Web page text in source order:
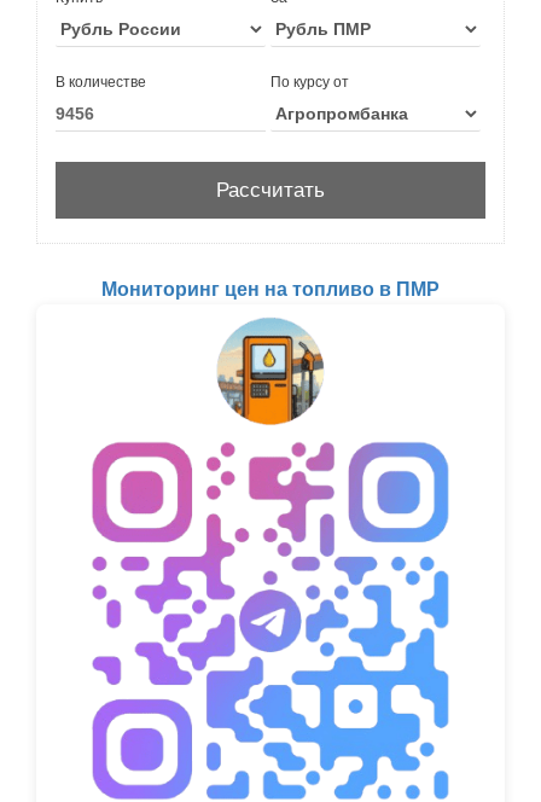
В количестве По курсу от
Мониторинг цен на топливо в ПМР